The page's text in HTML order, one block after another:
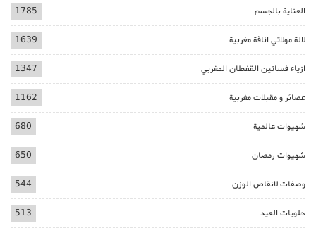
العناية بالجسم 1785
لالة مولاتي اناقة مغربية 1639
ازياء فساتين القفطان المغربي 1347
عصائر و مقبلات مغربية 1162
شهيوات عالمية 680
شهيوات رمضان 650
وصفات لانقاص الوزن 544
حلويات العيد 513